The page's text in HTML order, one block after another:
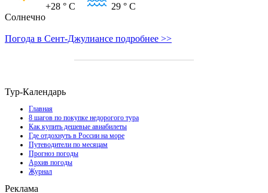
+28 ° C 29 ° C
Солнечно
Погода в Сент-Джулиансе подробнее >>
Тур-Календарь
Главная
8 шагов по покупке недорогого тура
Как купить дешевые авиабилеты
Где отдохнуть в России на море
Путеводители по месяцам
Прогноз погоды
Архив погоды
Журнал
Реклама